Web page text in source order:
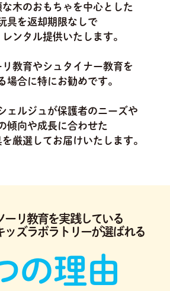
木のおもちゃを中心とした
具を返却期限なしで
ンタル提供いたします。
教育やシュタイナー教育を
場合に特にお勧めです。
ェルジュが保護者のニーズや
傾向や成長に合わせた
厳選してお届けいたします。
ーリ教育を実践している
ッズラボラトリーが選ばれる
の理由